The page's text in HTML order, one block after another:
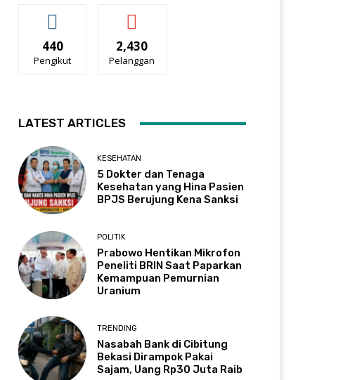
440
Pengikut
2,430
Pelanggan
LATEST ARTICLES
KESEHATAN
5 Dokter dan Tenaga
Kesehatan yang Hina Pasien
BPJS Berujung Kena Sanksi
POLITIK
Prabowo Hentikan Mikrofon
Peneliti BRIN Saat Paparkan
Kemampuan Pemurnian
Uranium
TRENDING
Nasabah Bank di Cibitung
Bekasi Dirampok Pakai
Sajam, Uang Rp30 Juta Raib